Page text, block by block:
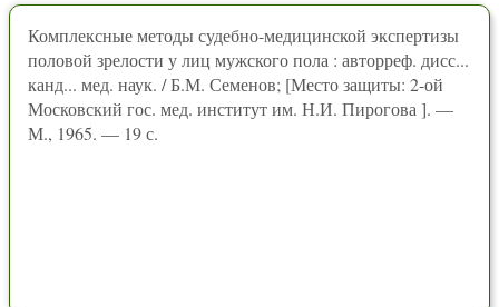
Комплексные методы судебно-медицинской экспертизы
половой зрелости у лиц мужского пола : авторреф. дисс...
канд... мед. наук. / Б.М. Семенов; [Место защиты: 2-ой
Московский гос. мед. институт им. Н.И. Пирогова ]. —
М., 1965. — 19 с.